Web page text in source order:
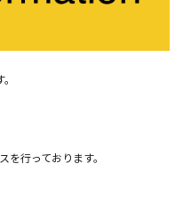
行っております。